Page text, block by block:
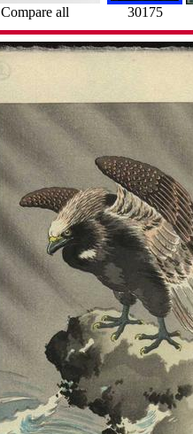
Compare all 30175